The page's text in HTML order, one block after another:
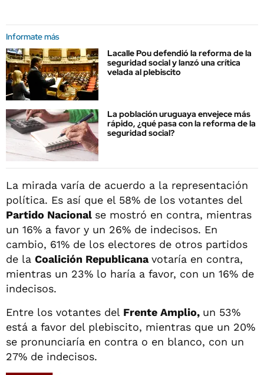
Informate más
Lacalle Pou defendió la reforma de la
seguridad social y lanzó una crítica
velada al plebiscito
La población uruguaya envejece más
rápido, ¿qué pasa con la reforma de la
seguridad social?
La mirada varía de acuerdo a la representación
política. Es así que el 58% de los votantes del
Partido Nacional se mostró en contra, mientras
un 16% a favor y un 26% de indecisos. En
cambio, 61% de los electores de otros partidos
de la Coalición Republicanavotaría en contra,
mientras un 23% lo haría a favor, con un 16% de
indecisos.
Entre los votantes del Frente Amplio, un 53%
está a favor del plebiscito, mientras que un 20%
se pronunciaría en contra o en blanco, con un
27% de indecisos.